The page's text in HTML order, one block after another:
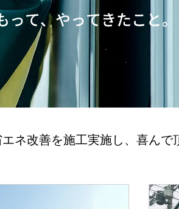
て、やってきたこと。
ネ改善を施工実施し、喜んで